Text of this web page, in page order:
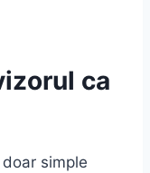
ca
simple